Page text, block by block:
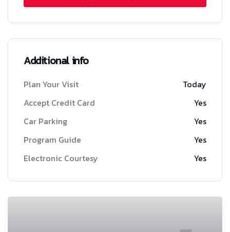
Additional info
Plan Your Visit
Today
Accept Credit Card
Yes
Car Parking
Yes
Program Guide
Yes
Electronic Courtesy
Yes